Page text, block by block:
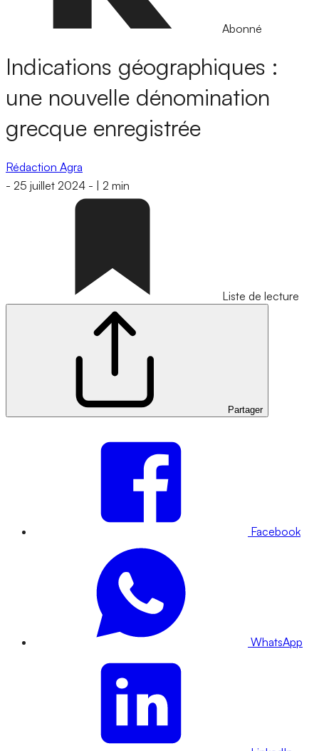
Abonné
Indications géographiques :
une nouvelle dénomination
grecque enregistrée
Rédaction Agra
- 25 juillet 2024 - 2 min
Liste de lecture
Partager
Facebook
WhatsApp